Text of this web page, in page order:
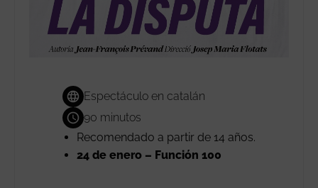
Espectáculo en catalán
90 minutos
Recomendado a partir de 14 años.
24 de enero – Función 100